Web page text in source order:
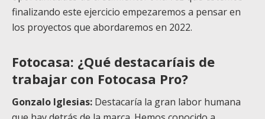
finalizando este ejercicio empezaremos a pensar en
los proyectos que abordaremos en 2022.
Fotocasa: ¿Qué destacaríais de
trabajar con Fotocasa Pro?
Gonzalo Iglesias: Destacaría la gran labor humana